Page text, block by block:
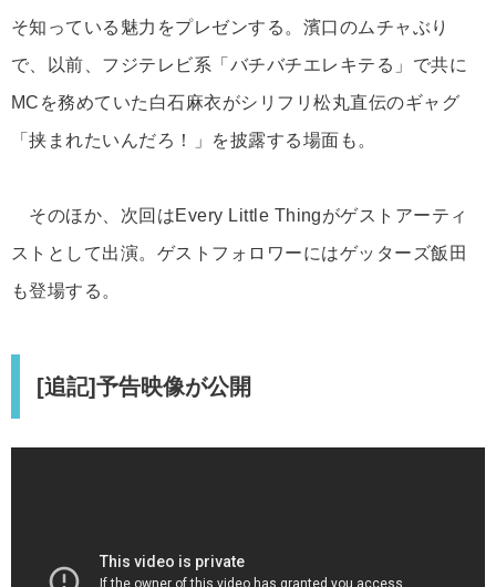
そ知っている魅力をプレゼンする。濱口のムチャぶり
で、以前、フジテレビ系「バチバチエレキテる」で共に
MCを務めていた白石麻衣がシリフリ松丸直伝のギャグ
「挟まれたいんだろ！」を披露する場面も。
そのほか、次回はEvery Little Thingがゲストアーティ
ストとして出演。ゲストフォロワーにはゲッターズ飯田
も登場する。
[追記]予告映像が公開